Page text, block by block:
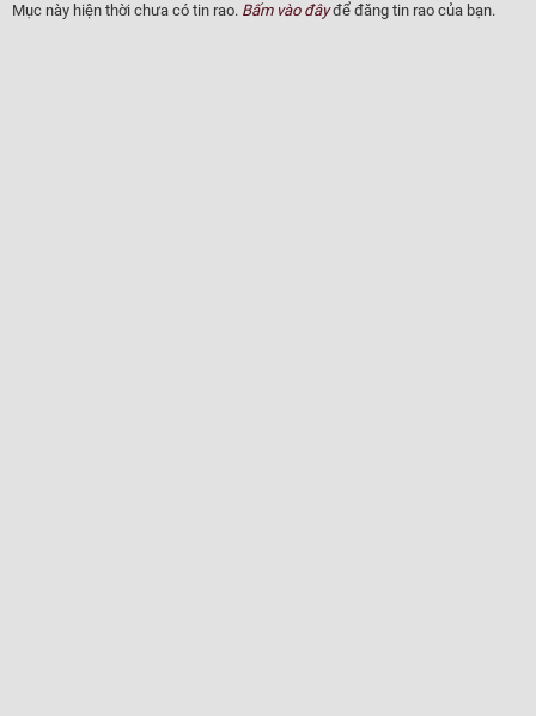
GIÁ XE XUẤT XỨ
Mục này hiện thời chưa có tin rao. Bấm vào đâyđể đăng tin rao của bạn.